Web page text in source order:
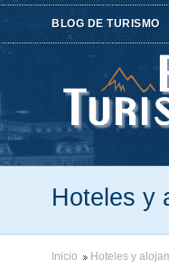
BLOG DE TURISMO
Hoteles y
Inicio Hoteles y